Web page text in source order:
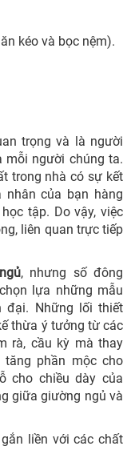
kéo và bọc nệm).
trọng và là người
mỗi người chúng ta.
trong nhà có sự kết
của bạn hàng
tập. Do vậy, việc
liên quan trực tiếp
, nhưng số đông
lựa những mẫu
đại. Những lối thiết
thừa ý tưởng từ các
rà, cầu kỳ mà thay
phần mộc cho
cho chiều dày của
giữa giường ngủ và
liền với các chất